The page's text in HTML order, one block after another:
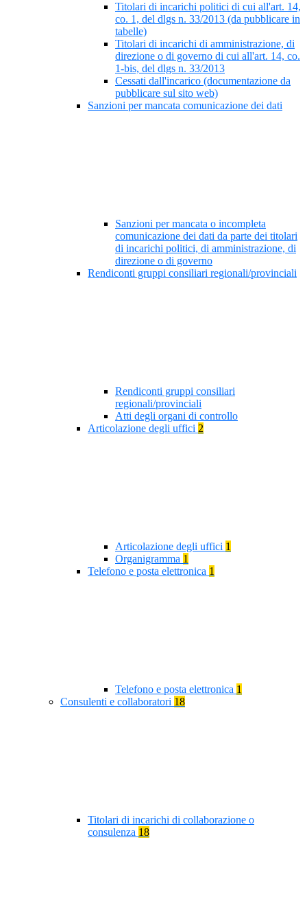
Titolari di incarichi politici di cui all'art. 14,
co. 1, del dlgs n. 33/2013 (da pubblicare in
tabelle)
Titolari di incarichi di amministrazione, di
direzione o di governo di cui all'art. 14, co.
1-bis, del dlgs n. 33/2013
Cessati dall'incarico (documentazione da
pubblicare sul sito web)
Sanzioni per mancata comunicazione dei dati
Sanzioni per mancata o incompleta
comunicazione dei dati da parte dei titolari
di incarichi politici, di amministrazione, di
direzione o di governo
Rendiconti gruppi consiliari regionali/provinciali
Rendiconti gruppi consiliari
regionali/provinciali
Atti degli organi di controllo
Articolazione degli uffici 2
Articolazione degli uffici 1
Organigramma 1
Telefono e posta elettronica 1
Telefono e posta elettronica 1
Consulenti e collaboratori 18
Titolari di incarichi di collaborazione o
consulenza 18